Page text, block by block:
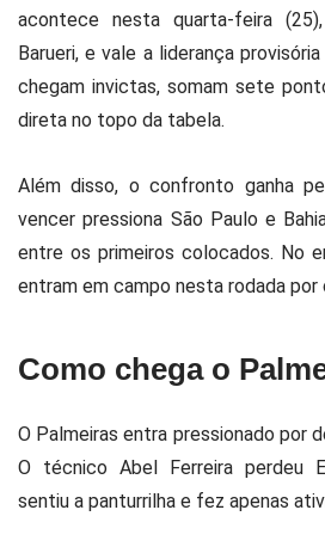
acontece nesta quarta-feira
Barueri, e vale a liderança
chegam invictas, somam sete
direta no topo da tabela.
Além disso, o confronto ganha
vencer pressiona São Paulo e
entre os primeiros colocados. No
entram em campo nesta rodada por
Como chega o
O Palmeiras entra pressionado por
O técnico Abel Ferreira perdeu
sentiu a panturrilha e fez apenas